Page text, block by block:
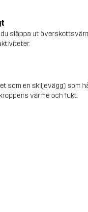
släppa ut
som en skiljevägg) som
värme och fukt.